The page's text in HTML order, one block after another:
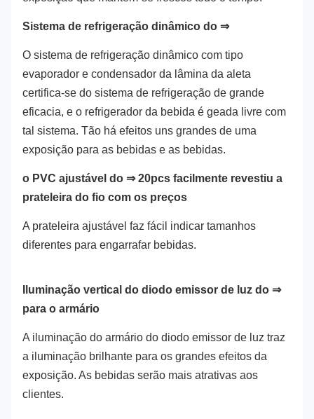
Sistema de refrigeração dinâmico do ⇒
O sistema de refrigeração dinâmico com tipo
evaporador e condensador da lâmina da aleta
certifica-se do sistema de refrigeração de grande
eficacia, e o refrigerador da bebida é geada livre com
tal sistema. Tão há efeitos uns grandes de uma
exposição para as bebidas e as bebidas.
o PVC ajustável do ⇒ 20pcs facilmente revestiu a
prateleira do fio com os preços
A prateleira ajustável faz fácil indicar tamanhos
diferentes para engarrafar bebidas.
Iluminação vertical do diodo emissor de luz do ⇒
para o armário
A iluminação do armário do diodo emissor de luz traz
a iluminação brilhante para os grandes efeitos da
exposição. As bebidas serão mais atrativas aos
clientes.